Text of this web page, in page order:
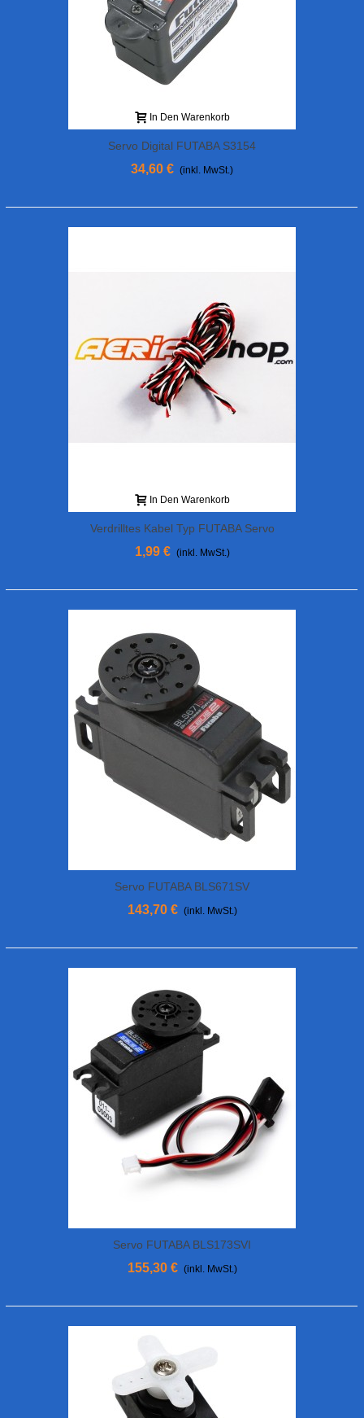
In Den Warenkorb
Servo Digital FUTABA S3154
34,60 € (inkl. MwSt.)
In Den Warenkorb
Verdrilltes Kabel Typ FUTABA Servo
1,99 € (inkl. MwSt.)
Servo FUTABA BLS671SV
143,70 € (inkl. MwSt.)
Servo FUTABA BLS173SVI
155,30 € (inkl. MwSt.)